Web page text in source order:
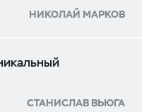
НИКОЛАЙ МАРКОВ
СТАНИСЛАВ ВЬЮГА